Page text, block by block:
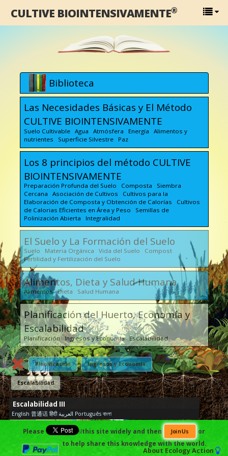
CULTIVE BIOINTENSIVAMENTE®
Biblioteca
Las Necesidades Básicas y El Método
CULTIVE BIOINTENSIVAMENTE
Suelo Cultivable Agua Atmósfera Energía Alimentos y
nutrientes Superficie Silvestre Paz
Los 8 principios del método CULTIVE
BIOINTENSIVAMENTE
Preparación Profunda del Suelo Composta Siembra
Cercana Asociación de Cultivos Cultivos para la
Elaboración de Composta y Obtención de Calorías Cultivos
de Calorias Eficientes en Área y Peso Semillas de
Polinización Abierta Integralidad
El Suelo y La Formación del Suelo
Suelo Materia Orgánica Vida del Suelo Compost
Fertilidad y Fertilización del Suelo
Alimentos, Dieta y Salud Humana
Alimentos Dieta Salud Humana
Planificación del Huerto, Economía y
Escalabilidad
Planificación Ingresos y Economía Escalabilidad
Planificación Ingresos y Economía
Escalabilidad
Escalabilidad III
English 普通话 हिंदी العربية Português বাংলা
Please ￼this site widely and then Join Us
or
to help share this knowledge with the world.
About Ecology Action